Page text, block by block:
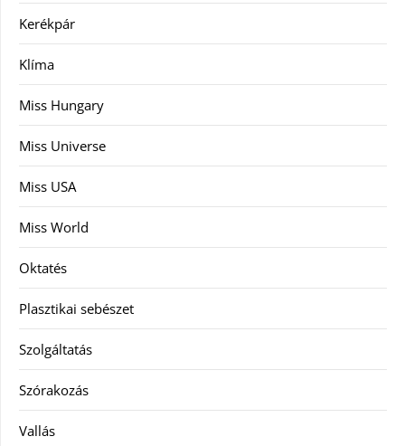
Kerékpár
Klíma
Miss Hungary
Miss Universe
Miss USA
Miss World
Oktatés
Plasztikai sebészet
Szolgáltatás
Szórakozás
Vallás